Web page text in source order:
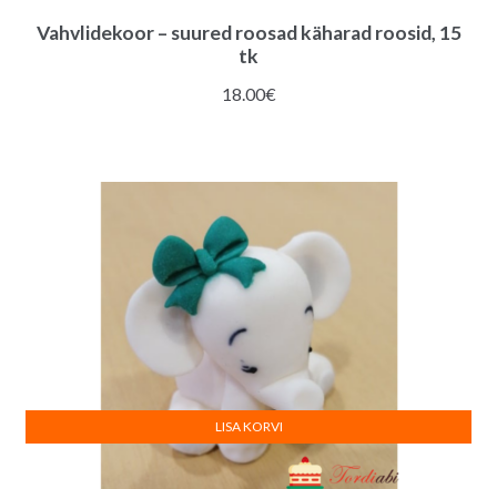
Vahvlidekoor – suured roosad käharad roosid, 15
tk
18.00€
LISA KORVI